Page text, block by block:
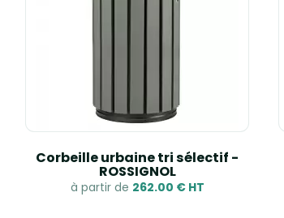
Corbeille urbaine tri sélectif -
ROSSIGNOL
à partir de 262.00 € HT